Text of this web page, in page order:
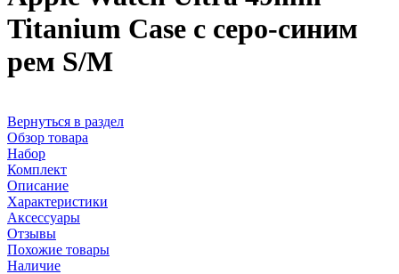
Titanium Case с серо-синим
рем S/M
Вернуться в раздел
Обзор товара
Набор
Комплект
Описание
Характеристики
Аксессуары
Отзывы
Похожие товары
Наличие